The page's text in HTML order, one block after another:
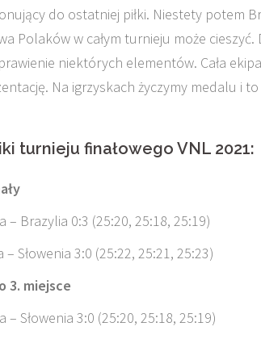
do ostatniej piłki. Niestety potem
Polaków w całym turnieju może cieszyć.
niektórych elementów. Cała
Na igrzyskach życzymy medalu i
turnieju finałowego VNL 2021:
– Brazylia 0:3 (25:20, 25:18, 25:19)
– Słowenia 3:0 (25:22, 25:21, 25:23)
3. miejsce
– Słowenia 3:0 (25:20, 25:18, 25:19)